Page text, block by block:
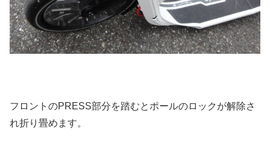
フロントのPRESS部分を踏むとポールのロックが解除さ
れ折り畳めます。